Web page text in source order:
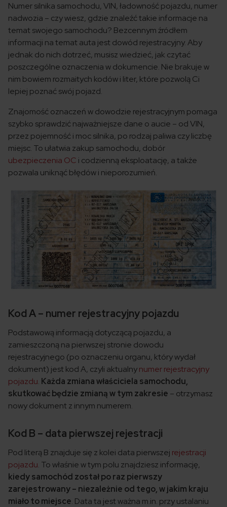
Numer silnika samochodu, VIN, ładowność pojazdu, numer
nadwozia – czy wiesz, gdzie znaleźć takie informacje na
temat swojego samochodu? Bezcennym źródłem
informacji na temat auta jest dowód rejestracyjny. Aby
jednak do nich dotrzeć, musisz wiedzieć, jak czytać
poszczególne oznaczenia w dokumencie. Nie brakuje w
nim bowiem rozmaitych kodów i liter, które pozwolą Ci
lepiej poznać swój pojazd.
Znajomość oznaczeń w dowodzie rejestracyjnym pomaga
szybko sprawdzić najważniejsze dane o aucie – od VIN,
przez pojemność i moc silnika, po rodzaj paliwa czy liczbę
miejsc. To ułatwia zakup samochodu, dobór
ubezpieczenia OC i codzienną eksploatację, a także
pozwala uniknąć błędów i nieporozumień.
Kod A – numer rejestracyjny pojazdu
Podstawową informacją dotyczącą pojazdu, a
zamieszczoną na pierwszej stronie dowodu
rejestracyjnego (po oznaczeniu organu, który wydał
dokument) jest kod A, czyli aktualnynumer rejestracyjny
pojazdu. Każda zmiana właściciela samochodu,
skutkować będzie zmianą w tym zakresie – otrzymasz
nowy dokument z innym numerem.
Kod B – data pierwszej rejestracji
Pod literą B znajduje się z kolei data pierwszej rejestracji
pojazdu. To właśnie w tym polu znajdziesz informację,
kiedy samochód został po raz pierwszy
zarejestrowany – niezależnie od tego, w jakim kraju
miało to miejsce. Data ta jest ważna m.in. przy ustalaniu